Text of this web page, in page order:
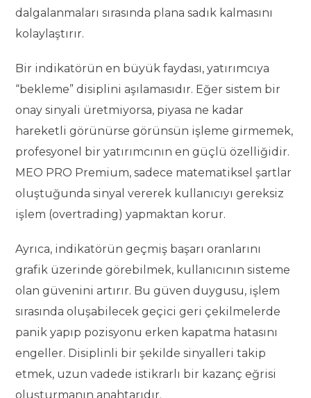
dalgalanmaları sırasında plana sadık kalmasını
kolaylaştırır.
Bir indikatörün en büyük faydası, yatırımcıya
“bekleme” disiplini aşılamasıdır. Eğer sistem bir
onay sinyali üretmiyorsa, piyasa ne kadar
hareketli görünürse görünsün işleme girmemek,
profesyonel bir yatırımcının en güçlü özelliğidir.
MEO PRO Premium, sadece matematiksel şartlar
oluştuğunda sinyal vererek kullanıcıyı gereksiz
işlem (overtrading) yapmaktan korur.
Ayrıca, indikatörün geçmiş başarı oranlarını
grafik üzerinde görebilmek, kullanıcının sisteme
olan güvenini artırır. Bu güven duygusu, işlem
sırasında oluşabilecek geçici geri çekilmelerde
panik yapıp pozisyonu erken kapatma hatasını
engeller. Disiplinli bir şekilde sinyalleri takip
etmek, uzun vadede istikrarlı bir kazanç eğrisi
oluşturmanın anahtarıdır.